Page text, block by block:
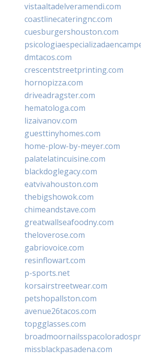
vistaaltadelveramendi.com
coastlinecateringnc.com
cuesburgershouston.com
dmtacos.com
crescentstreetprinting.com
hornopizza.com
driveadragster.com
hematologa.com
lizaivanov.com
guesttinyhomes.com
home-plow-by-meyer.com
palatelatincuisine.com
blackdoglegacy.com
eatvivahouston.com
thebigshowok.com
chimeandstave.com
greatwallseafoodny.com
theloverose.com
gabriovoice.com
resinflowart.com
p-sports.net
korsairstreetwear.com
petshopallston.com
avenue26tacos.com
topgglasses.com
missblackpasadena.com